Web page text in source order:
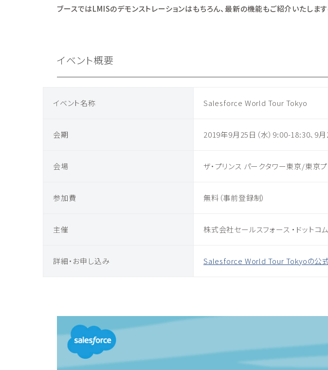
ブースではLMISのデモンストレーションはもちろん、最新の機能もご紹介いたしま
イベント概要
イベント名称 Salesforce World Tour Tokyo
会期 2019年9月25日（水）9:00-18:30、9
会場 ザ・プリンス パークタワー東京/東京
参加費 無料（事前登録制）
主催 株式会社セールスフォース ・ドットコム
詳細・お申し込み Salesforce World Tour Tokyoの公